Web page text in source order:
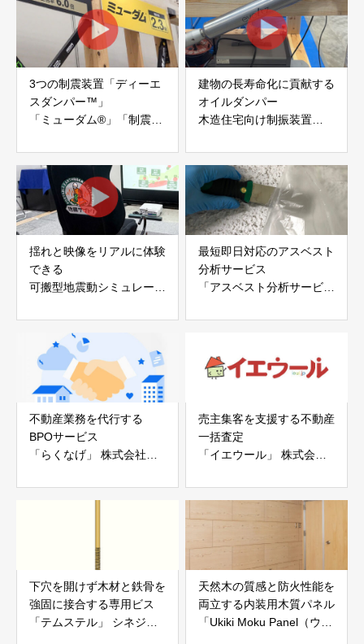
3つの制震装置「ディーエ
スダンパー™」
「ミューダム®」「制震テ
アイディールブレーン株式
会社
建物の長寿命化に貢献する
オイルダンパー
木造住宅向け制振装置
株式会社evoltz
揺れと映像をリアルに体験
できる
可搬型地震動シミュレータ
白山工業株式会社
最短即日対応のアスベスト
分析サービス
「アスベスト分析サービ
不動産業務を代行する
BPOサービス
「らくなげ」 株式会社い
売主集客を支援する不動産
一括査定
「イエウール」 株式会社
下穴を開けず木材と鉄骨を
強固に接合する専用ビス
「テムステル」 シネジッ
天然木の質感と防火性能を
両立する内装用木質パネル
「Ukiki Moku Panel（ウキ